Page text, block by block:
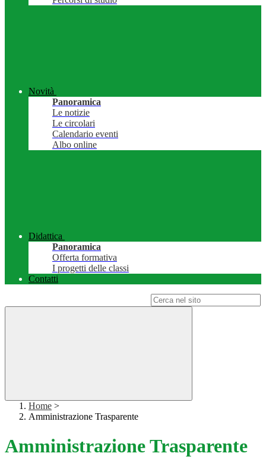
Novità
Panoramica
Le notizie
Le circolari
Calendario eventi
Albo online
Didattica
Panoramica
Offerta formativa
I progetti delle classi
Contatti
Home >
Amministrazione Trasparente
Amministrazione Trasparente